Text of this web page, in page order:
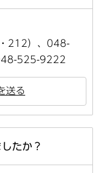
212）、048-
525-9222
送る
たか？